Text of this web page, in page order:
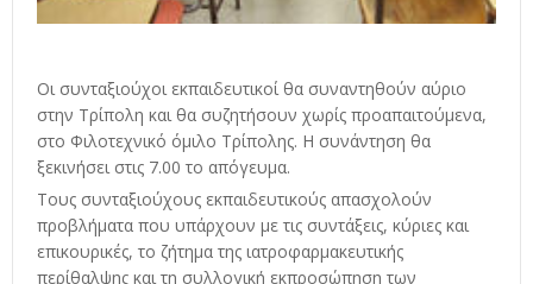
Οι συνταξιούχοι εκπαιδευτικοί θα συναντηθούν αύριο
στην Τρίπολη και θα συζητήσουν χωρίς προαπαιτούμενα,
στο Φιλοτεχνικό όμιλο Τρίπολης. Η συνάντηση θα
ξεκινήσει στις 7.00 το απόγευμα.
Τους συνταξιούχους εκπαιδευτικούς απασχολούν
προβλήματα που υπάρχουν με τις συντάξεις, κύριες και
επικουρικές, το ζήτημα της ιατροφαρμακευτικής
περίθαλψης και τη συλλογική εκπροσώπηση των